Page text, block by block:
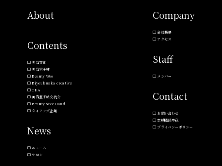
About
Contents
美容文化
美容室手帖
Beauty Woo
Biyoubunka creative
CHA
美容室手帖交流会
Beauty Save Hand
タイアップ企業
News
ニュース
サロン
Company
会社概要
アクセス
Staff
メンバー
Contact
お問い合わせ
定期購読申込
プライバシーポリシー